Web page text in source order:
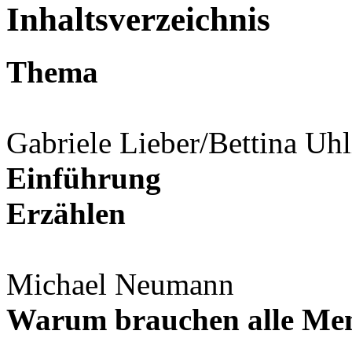
Inhaltsverzeichnis
Thema
Gabriele Lieber/Bettina
Einführung
Erzählen
Michael Neumann
Warum brauchen alle